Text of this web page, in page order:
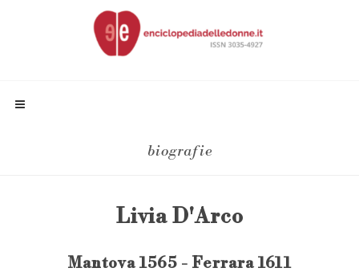
biografie
Livia D'Arco
Mantova 1565 - Ferrara 1611